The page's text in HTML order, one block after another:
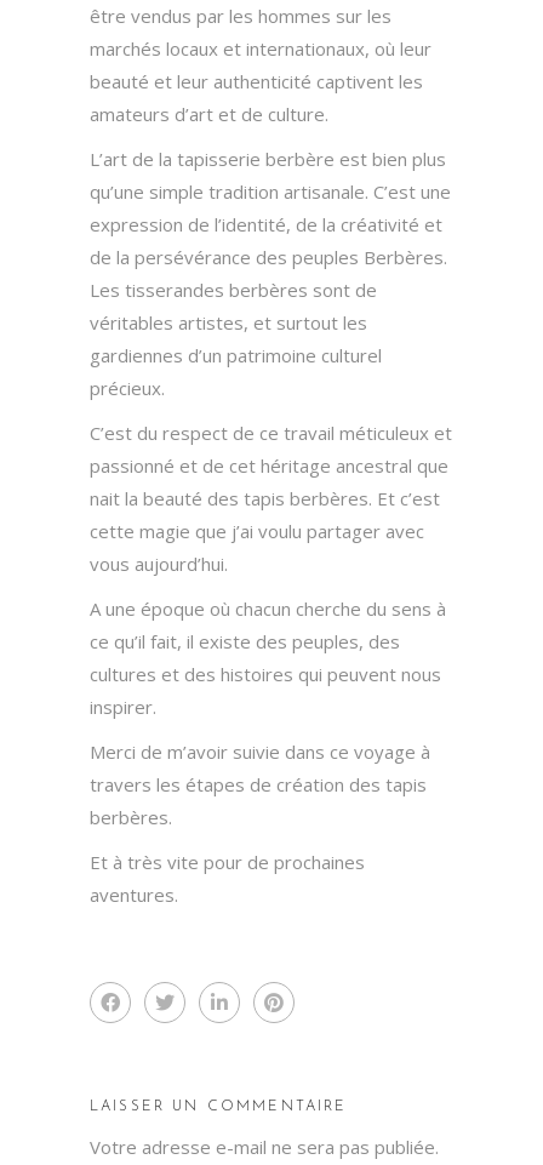
être vendus par les hommes sur les
marchés locaux et internationaux, où leur
beauté et leur authenticité captivent les
amateurs d’art et de culture.
L’art de la tapisserie berbère est bien plus
qu’une simple tradition artisanale. C’est une
expression de l’identité, de la créativité et
de la persévérance des peuples Berbères.
Les tisserandes berbères sont de
véritables artistes, et surtout les
gardiennes d’un patrimoine culturel
précieux.
C’est du respect de ce travail méticuleux et
passionné et de cet héritage ancestral que
nait la beauté des tapis berbères. Et c’est
cette magie que j’ai voulu partager avec
vous aujourd’hui.
A une époque où chacun cherche du sens à
ce qu’il fait, il existe des peuples, des
cultures et des histoires qui peuvent nous
inspirer.
Merci de m’avoir suivie dans ce voyage à
travers les étapes de création des tapis
berbères.
Et à très vite pour de prochaines
aventures.
LAISSER UN COMMENTAIRE
Votre adresse e-mail ne sera pas publiée.